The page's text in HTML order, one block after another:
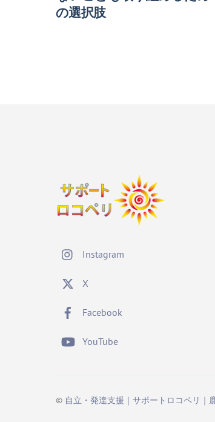
の選択肢
Instagram
X
Facebook
YouTube
© 自立・発達支援｜サポートロコペリ｜